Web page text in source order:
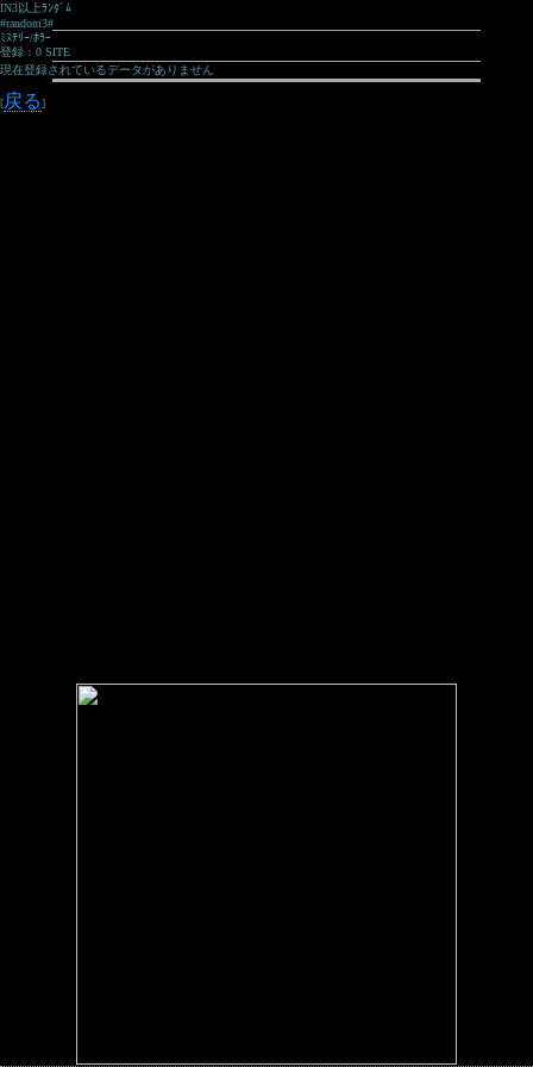
IN3以上ﾗﾝﾀﾞﾑ
#random3#
ﾐｽﾃﾘｰ/ﾎﾗｰ
登録：0 SITE
現在登録されているデータがありません
[戻る]